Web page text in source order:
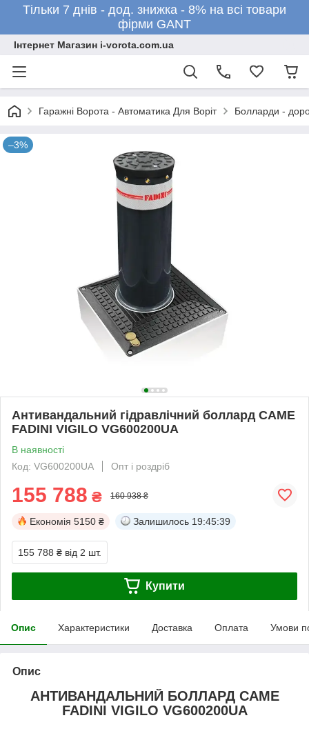
Тільки 7 днів - дод. знижка - 8% на всі товари
фірми GANT
Інтернет Магазин i-vorota.com.ua
Гаражні Ворота - Автоматика Для Воріт Болларди -
–3%
Антивандальний гідравлічний боллард CAME
FADINI VIGILO VG600200UA
В наявності
Код: VG600200UA
Опт і роздріб
155 788 ₴ 160 938 ₴
Економія 5150 ₴ Залишилось 19:45:38
155 788 ₴ від 2 шт.
Купити
Опис Характеристики Доставка Оплата Умови
Опис
АНТИВАНДАЛЬНИЙ БОЛЛАРД CAME
FADINI VIGILO VG600200UA